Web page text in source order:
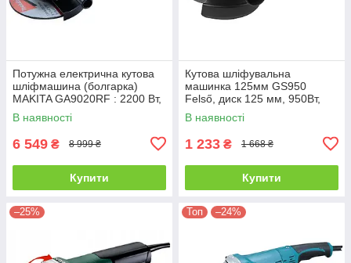
Потужна електрична кутова
шліфмашина (болгарка)
MAKITA GA9020RF : 2200 Вт,
230мм
В наявності
6 549 ₴ 8 999 ₴
Купити
Кутова шліфувальна
машинка 125мм GS950
Felső, диск 125 мм, 950Вт,
11000 об/хв.
В наявності
1 233 ₴ 1 668 ₴
Купити
–25% Топ –24%